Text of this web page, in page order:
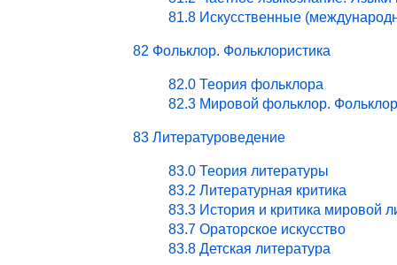
81.8 Искусственные
82 Фольклор. Фольклористика
82.0 Теория фольклора
82.3 Мировой фольклор.
83 Литературоведение
83.0 Теория литературы
83.2 Литературная критика
83.3 История и критика мировой
83.7 Ораторское искусство
83.8 Детская литература